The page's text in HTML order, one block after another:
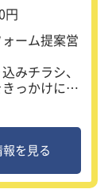
円
ーム提案営
みチラシ、
っかけにお
、アフター
るお仕事を
ファミリー
、手掛ける
を見る